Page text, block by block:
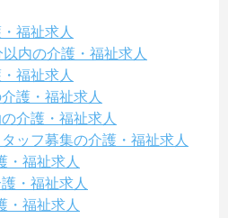
福祉求人
内の介護・福祉求人
福祉求人
護・福祉求人
介護・福祉求人
ッフ募集の介護・福祉求人
・福祉求人
・福祉求人
・福祉求人